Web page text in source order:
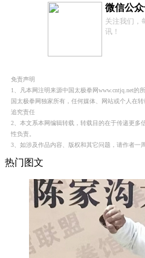
微信公
关注我们，
讯！
免责声明
1、凡本网注明来源中国太极拳网www.cntjq.net的
国太极拳网独家所有，任何媒体、网站或个人在
追究责任
2、本文系本网编辑转载，转载目的在于传递更多
性负责。
3、如涉及作品内容、版权和其它问题，请作者一
热门图文